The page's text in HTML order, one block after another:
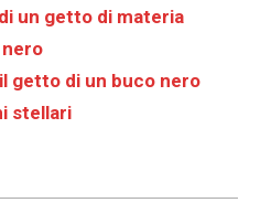
un getto di materia
getto di un buco nero
stellari